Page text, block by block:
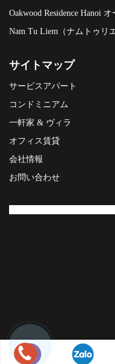
Oakwood Residence Hanoi
Nam Tu Liem（ナムトゥリ
サイトマップ
サービスアパート
コンドミニアム
一軒家 & ヴィラ
オフィス賃貸
会社情報
お問い合わせ